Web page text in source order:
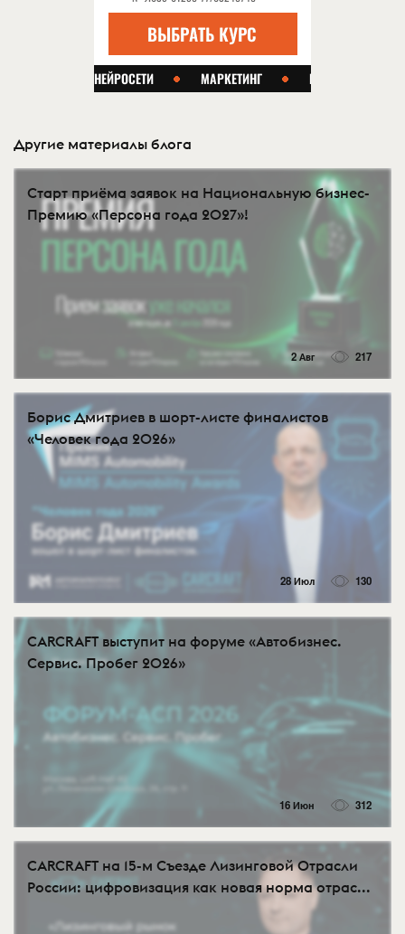
Другие материалы блога
Старт приёма заявок на Национальную бизнес-
Премию «Персона года 2027»!
2 Авг 217
Борис Дмитриев в шорт-листе финалистов
«Человек года 2026»
28 Июл 130
CARCRAFT выступит на форуме «Автобизнес.
Сервис. Пробег 2026»
16 Июн 312
CARCRAFT на 15-м Съезде Лизинговой Отрасли
России: цифровизация как новая норма отрас...